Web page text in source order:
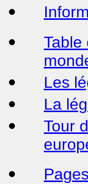
Table
Les
La
Tour